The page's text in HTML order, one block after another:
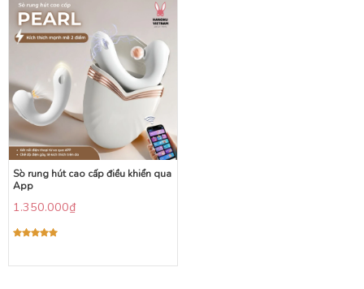
Sò rung hút cao cấp điều khiển qua
App
1.350.000₫
5 sao